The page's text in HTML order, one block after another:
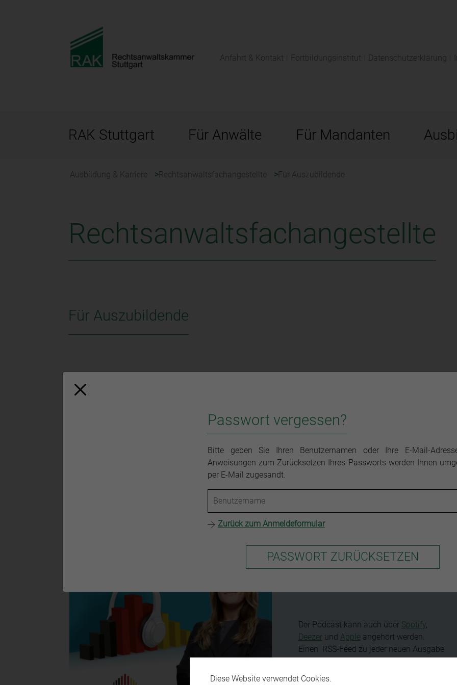
Diese Website verwendet Cookies.
Anfahrt & Kontakt Fortbildungsinstitut Datenschutzerklärung
Passwort vergessen?
Bitte geben Sie Ihren Benutzernamen oder Ihre E-Mail-
Anweisungen zum Zurücksetzen Ihres Passworts werden Ihnen
per E-Mail zugesandt.
Zurück zum Anmeldeformular
RAK Stuttgart Für Anwälte Für Mandanten
Ausbildung & Karriere Rechtsanwaltsfachangestellte Für Auszubildende
Rechtsanwaltsfachangestellte
Für Auszubildende
Podcasts für Rechtsanwaltsfachangestellte
Im Rahmen der Podcast-Reihe „(R)ECHT INTERESSANT!“ erörtert die BRAK in lockerer Atmosphäre
anwaltsspezifische Themen mit interessanten Gesprächspartnern aus Politik, Justiz und Anwaltschaft.
Mini-Minisini-Mittwoch I –
Zwangsvollstreckung
Der Podcast kann auch über Spotify,
Deezerund Appleangehört werden.
Einen RSS-Feed zu jeder neuen Ausgabe
(R)ECHT INTERESSANT auf